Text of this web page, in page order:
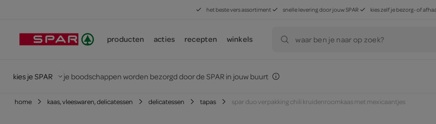
het beste vers assortiment snelle levering door jouw SPAR kies zelf je bezorg- of
producten acties recepten winkels waar ben je naar op zoek?
kies je SPAR je boodschappen worden bezorgd door de SPAR in jouw buurt
home kaas, vleeswaren, delicatessen delicatessen tapas spar duo verpakking chili kruidenroomkaas met mexicaantjes